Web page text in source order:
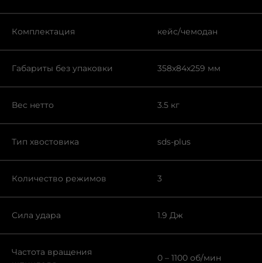
Комплектация кейс/чемодан
Габариты без упаковки 358х84х259 мм
Вес нетто 3.5 кг
Тип хвостовика sds-plus
Количество режимов 3
Сила удара 1.9 Дж
Частота вращения
0 – 1100 об/мин